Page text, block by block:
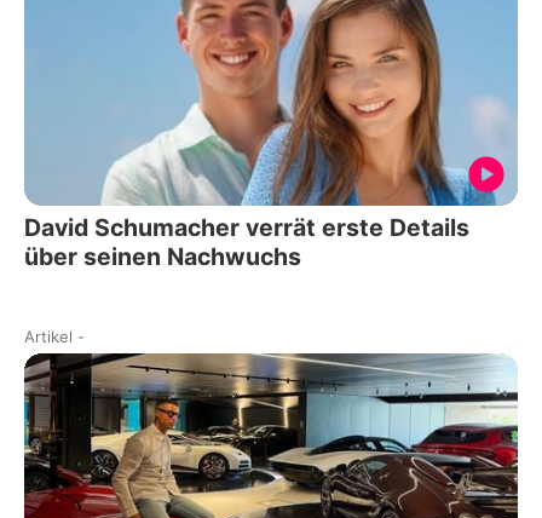
David Schumacher verrät erste Details
über seinen Nachwuchs
Artikel -